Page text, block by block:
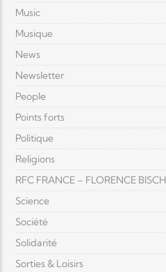
Music
Musique
News
Newsletter
People
Points forts
Politique
Religions
RFC FRANCE – FLORENCE BISCH
Science
Société
Solidarité
Sorties & Loisirs